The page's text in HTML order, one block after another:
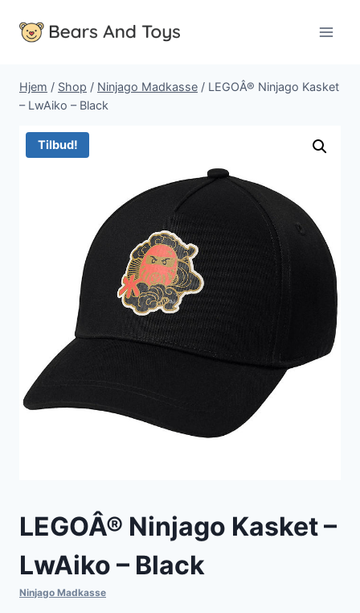
Hjem / Shop / Ninjago Madkasse / LEGOÂ® Ninjago Kasket
– LwAiko – Black
Tilbud!
LEGOÂ® Ninjago Kasket –
LwAiko – Black
Ninjago Madkasse